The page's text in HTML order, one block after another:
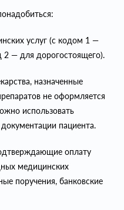
услуг (с кодом 1 —
2 — для дорогостоящего).
назначенные
не оформляется
использовать
пациента.
оплату
медицинских
поручения, банковские